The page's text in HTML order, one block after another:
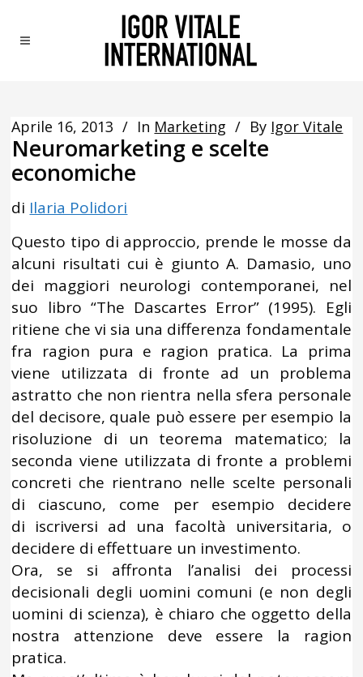
Aprile 16, 2013 In Marketing By Igor Vitale
Neuromarketing e scelte
economiche
di Ilaria Polidori
Questo tipo di approccio, prende le mosse da
alcuni risultati cui è giunto A. Damasio, uno
dei maggiori neurologi contemporanei, nel
suo libro “The Dascartes Error” (1995). Egli
ritiene che vi sia una differenza fondamentale
fra ragion pura e ragion pratica. La prima
viene utilizzata di fronte ad un problema
astratto che non rientra nella sfera personale
del decisore, quale può essere per esempio la
risoluzione di un teorema matematico; la
seconda viene utilizzata di fronte a problemi
concreti che rientrano nelle scelte personali
di ciascuno, come per esempio decidere
di iscriversi ad una facoltà universitaria, o
decidere di effettuare un investimento.
Ora, se si affronta l’analisi dei processi
decisionali degli uomini comuni (e non degli
uomini di scienza), è chiaro che oggetto della
nostra attenzione deve essere la ragion
pratica.